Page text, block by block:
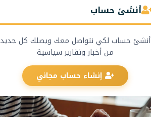
أنشئ حساب
أنشئ حساب لكي نتواصل معك ويصلك كل جديد
من أخبار وتقارير سياسية
إنشاء حساب مجاني